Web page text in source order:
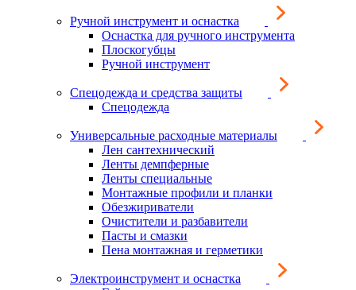
Ручной инструмент и оснастка
Оснастка для ручного инструмента
Плоскогубцы
Ручной инструмент
Спецодежда и средства защиты
Спецодежда
Универсальные расходные материалы
Лен сантехнический
Ленты демпферные
Ленты специальные
Монтажные профили и планки
Обезжириватели
Очистители и разбавители
Пасты и смазки
Пена монтажная и герметики
Электроинструмент и оснастка